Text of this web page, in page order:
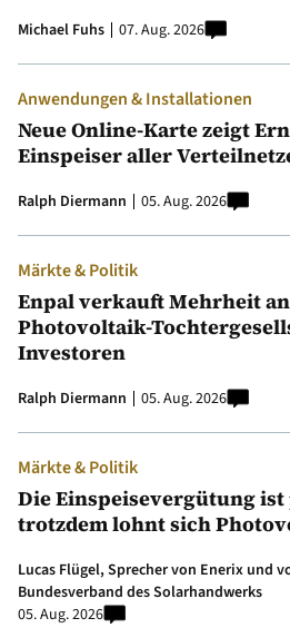
Michael Fuhs 07. Aug. 2026
Anwendungen & Installationen
Neue Online-Karte zeigt
Einspeiser aller
Ralph Diermann 05. Aug. 2026
Märkte & Politik
Enpal verkauft Mehrheit an
Photovoltaik-
Investoren
Ralph Diermann 05. Aug. 2026
Märkte & Politik
Die Einspeisevergütung ist
trotzdem lohnt sich
Lucas Flügel, Sprecher von Enerix und
Bundesverband des Solarhandwerks
05. Aug. 2026